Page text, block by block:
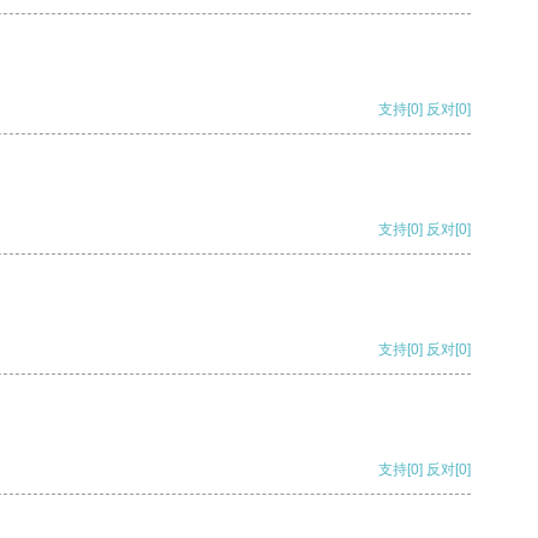
支持[0] 反对[0]
支持[0] 反对[0]
支持[0] 反对[0]
支持[0] 反对[0]